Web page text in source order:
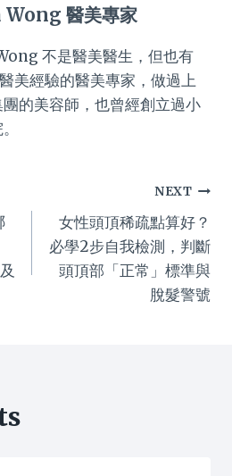
醫美專家
不是醫美醫生，但也有
美經驗的醫美專家，做過上
的美容師，也曾經創立過小
NEXT
女性頭頂稀疏點算好？
必學2步自我檢測，判斷
頭頂部「正常」標準與
脫髮警號